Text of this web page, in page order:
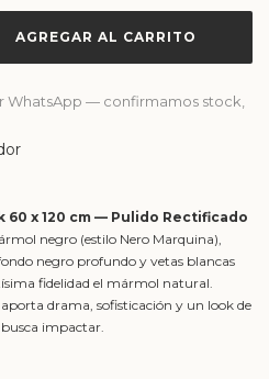
WhatsApp — confirmamos stock,
x 120 cm — Pulido Rectificado
negro (estilo Nero Marquina),
negro profundo y vetas blancas
fidelidad el mármol natural.
drama, sofisticación y un look de
impactar.